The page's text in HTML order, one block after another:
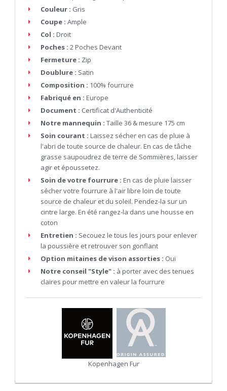
Couleur : Gris
Coupe : Ample
Col : Droit
Poches : 2 Poches Devant
Fermeture : Zip
Doublure : Satin
Composition : 100% fourrure
Fabriqué en : Europe
Document : Certificat d'Authenticité
Notre mannequin : Taille 36 & mesure 175 cm
Soin courant : Laissez sécher en cas de pluie à
l'abri de toute source de chaleur. En cas de tâche
grasse saupoudrez de terre de Sommières, laisser
agir et époussetez.
Soin de votre fourrure : En cas de pluie laisser
sécher votre fourrure à l'air libre loin de toute
source de chaleur et du soleil. Pendez-la sur un
cintre large. En été rangez-la dans une housse en
coton
Entretien : Secouez le tous les jours pour enlever
la poussière et retrouver son gonflant
Option mitaines de vison assorties : Oui
Notre conseil "Style" : à porter avec des tenues
claires pour mettre en valeur la fourrure
Kopenhagen Fur